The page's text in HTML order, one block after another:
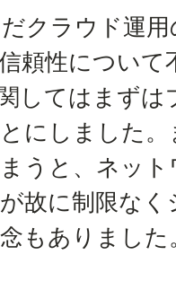
クラウド運
頼性につい
してはまず
にしました
うと、ネッ
故に制限な
もありました